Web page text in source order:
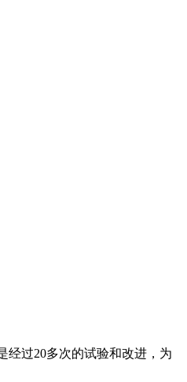
经过20多次的试验和改进，为